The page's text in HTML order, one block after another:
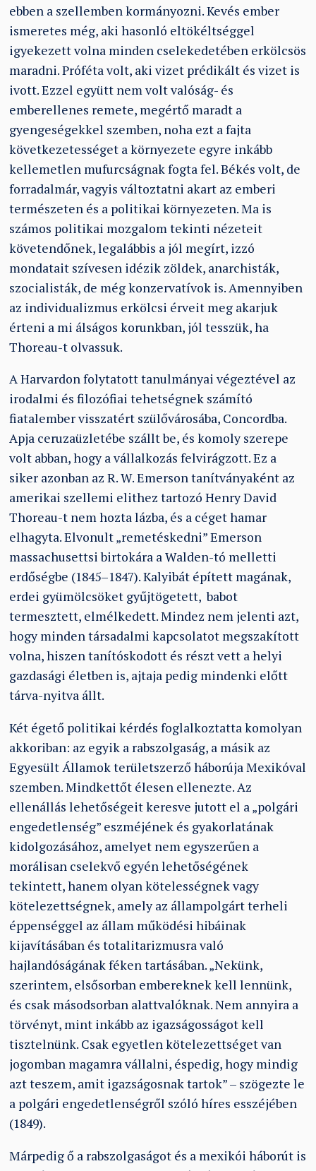
ebben a szellemben kormányozni. Kevés ember
ismeretes még, aki hasonló eltökéltséggel
igyekezett volna minden cselekedetében erkölcsös
maradni. Próféta volt, aki vizet prédikált és vizet is
ivott. Ezzel együtt nem volt valóság- és
emberellenes remete, megértő maradt a
gyengeségekkel szemben, noha ezt a fajta
következetességet a környezete egyre inkább
kellemetlen mufurcságnak fogta fel. Békés volt, de
forradalmár, vagyis változtatni akart az emberi
természeten és a politikai környezeten. Ma is
számos politikai mozgalom tekinti nézeteit
követendőnek, legalábbis a jól megírt, izzó
mondatait szívesen idézik zöldek, anarchisták,
szocialisták, de még konzervatívok is. Amennyiben
az individualizmus erkölcsi érveit meg akarjuk
érteni a mi álságos korunkban, jól tesszük, ha
Thoreau-t olvassuk.
A Harvardon folytatott tanulmányai végeztével az
irodalmi és filozófiai tehetségnek számító
fiatalember visszatért szülővárosába, Concordba.
Apja ceruzaüzletébe szállt be, és komoly szerepe
volt abban, hogy a vállalkozás felvirágzott. Ez a
siker azonban az R. W. Emerson tanítványaként az
amerikai szellemi elithez tartozó Henry David
Thoreau-t nem hozta lázba, és a céget hamar
elhagyta. Elvonult „remetéskedni” Emerson
massachusettsi birtokára a Walden-tó melletti
erdőségbe (1845–1847). Kalyibát épített magának,
erdei gyümölcsöket gyűjtögetett, babot
termesztett, elmélkedett. Mindez nem jelenti azt,
hogy minden társadalmi kapcsolatot megszakított
volna, hiszen tanítóskodott és részt vett a helyi
gazdasági életben is, ajtaja pedig mindenki előtt
tárva-nyitva állt.
Két égető politikai kérdés foglalkoztatta komolyan
akkoriban: az egyik a rabszolgaság, a másik az
Egyesült Államok területszerző háborúja Mexikóval
szemben. Mindkettőt élesen ellenezte. Az
ellenállás lehetőségeit keresve jutott el a „polgári
engedetlenség” eszméjének és gyakorlatának
kidolgozásához, amelyet nem egyszerűen a
morálisan cselekvő egyén lehetőségének
tekintett, hanem olyan kötelességnek vagy
kötelezettségnek, amely az állampolgárt terheli
éppenséggel az állam működési hibáinak
kijavításában és totalitarizmusra való
hajlandóságának féken tartásában. „Nekünk,
szerintem, elsősorban embereknek kell lennünk,
és csak másodsorban alattvalóknak. Nem annyira a
törvényt, mint inkább az igazságosságot kell
tisztelnünk. Csak egyetlen kötelezettséget van
jogomban magamra vállalni, éspedig, hogy mindig
azt teszem, amit igazságosnak tartok” – szögezte le
a polgári engedetlenségről szóló híres esszéjében
(1849).
Márpedig ő a rabszolgaságot és a mexikói háborút is